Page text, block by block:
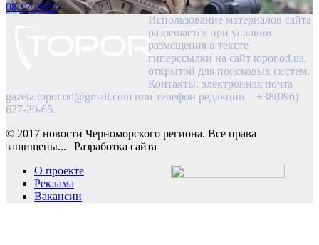
08.17.2025
Использование материалов сайта
разрешается при условии
размещения в тексте
гиперссылки на сайт topor.od.ua,
открытой для поисковых систем.
Контакты: электронная почта
gazeta.topor.od@gmail.com или телефон редакции – +38(096)
627-20-65.
© 2017 новости Черноморского региона. Все права
защищены... | Разработка сайта
О проекте
Реклама
Вакансии